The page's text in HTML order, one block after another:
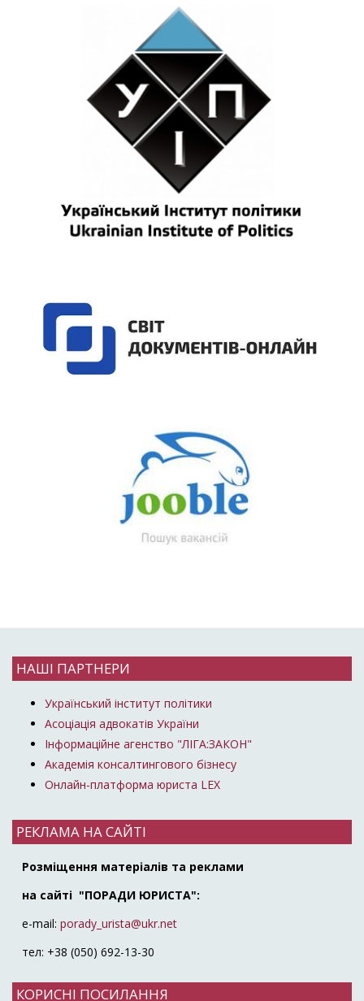
НАШІ ПАРТНЕРИ
Український інститут політики
Асоціація адвокатів України
Інформаційне агенство "ЛІГА:ЗАКОН"
Академія консалтингового бізнесу
Онлайн-платформа юриста LEX
РЕКЛАМА НА САЙТІ
Розміщення матеріалів та реклами
на сайті "ПОРАДИ ЮРИСТА":
e-mail: porady_urista@ukr.net
тел: +38 (050) 692-13-30
КОРИСНІ ПОСИЛАННЯ